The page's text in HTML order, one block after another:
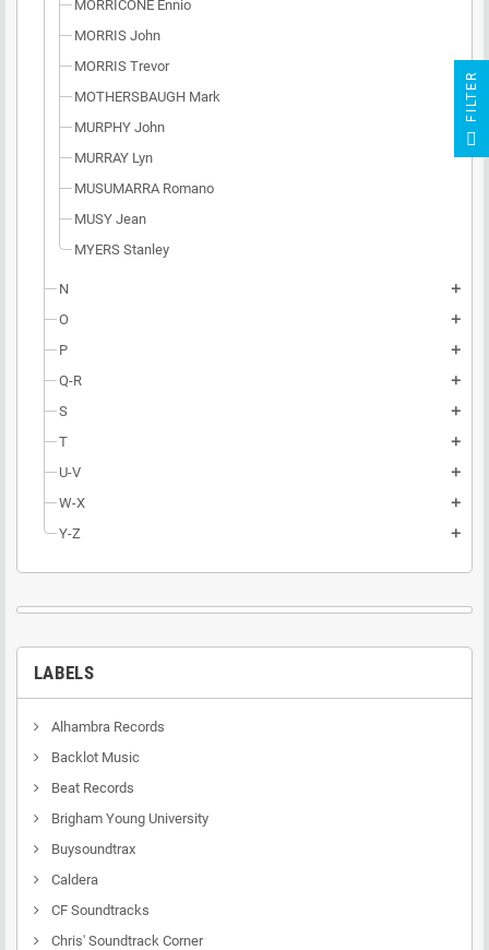
MORRICONE Ennio
MORRIS John
MORRIS Trevor
MOTHERSBAUGH Mark
MURPHY John
MURRAY Lyn
MUSUMARRA Romano
MUSY Jean
MYERS Stanley
N add
O add
P add
Q-R add
S add
T add
U-V add
W-X add
Y-Z add
LABELS
Alhambra Records
Backlot Music
Beat Records
Brigham Young University
Buysoundtrax
Caldera
CF Soundtracks
Chris' Soundtrack Corner
R